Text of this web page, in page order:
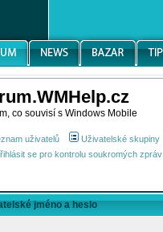
co souvisí s Windows Mobile
uživatelů Uživatelské skupiny
se pro kontrolu soukromých zpráv
jméno a heslo